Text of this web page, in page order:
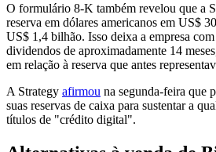
O formulário 8-K também revelou que a
reserva em dólares americanos em US$
US$ 1,4 bilhão. Isso deixa a empresa
dividendos de aproximadamente 14
em relação à reserva que antes
A Strategy afirmou na segunda-feira que
suas reservas de caixa para sustentar a
títulos de "crédito digital".